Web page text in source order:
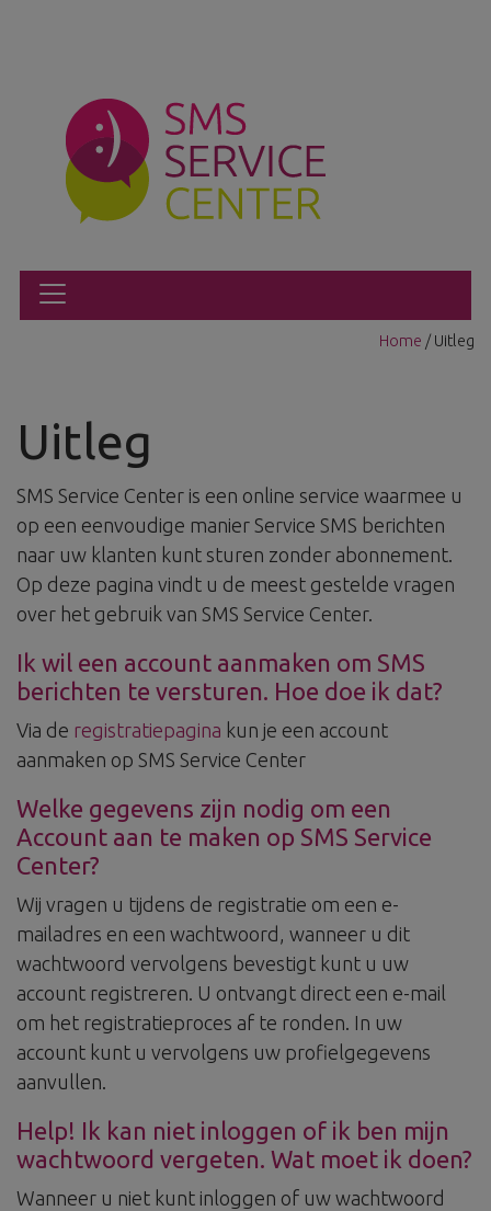
Home / Uitleg
Uitleg
SMS Service Center is een online service waarmee u
op een eenvoudige manier Service SMS berichten
naar uw klanten kunt sturen zonder abonnement.
Op deze pagina vindt u de meest gestelde vragen
over het gebruik van SMS Service Center.
Ik wil een account aanmaken om SMS
berichten te versturen. Hoe doe ik dat?
Via de registratiepagina kun je een account
aanmaken op SMS Service Center
Welke gegevens zijn nodig om een
Account aan te maken op SMS Service
Center?
Wij vragen u tijdens de registratie om een e-
mailadres en een wachtwoord, wanneer u dit
wachtwoord vervolgens bevestigt kunt u uw
account registreren. U ontvangt direct een e-mail
om het registratieproces af te ronden. In uw
account kunt u vervolgens uw profielgegevens
aanvullen.
Help! Ik kan niet inloggen of ik ben mijn
wachtwoord vergeten. Wat moet ik doen?
Wanneer u niet kunt inloggen of uw wachtwoord